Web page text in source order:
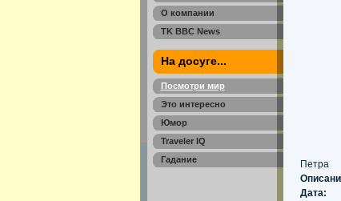
О компании
TK BBC News
На досуге...
Посмотри мир
Это интересно
Юмор
Traveler IQ
Гадание
Петра
Дата: